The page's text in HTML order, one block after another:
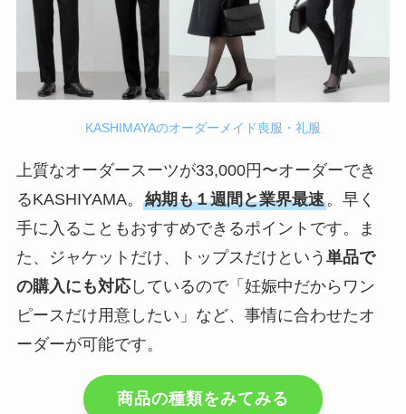
KASHIMAYAのオーダーメイド喪服・礼服
上質なオーダースーツが33,000円〜オーダーでき
るKASHIYAMA。 納期も１週間と業界最速。早く
手に入ることもおすすめできるポイントです。ま
た、ジャケットだけ、トップスだけという 単品で
の購入にも対応しているので「妊娠中だからワン
ピースだけ用意したい」など、事情に合わせたオ
ーダーが可能です。
商品の種類をみてみる